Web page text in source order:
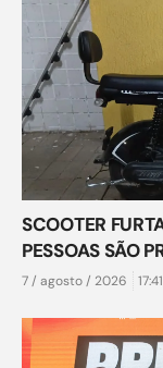
SCOOTER
PESSOAS SÃO
7 / agosto / 2026 17:41